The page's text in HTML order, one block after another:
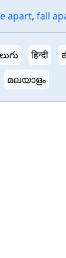
apart, fall
हिन्दी
മലയാളം